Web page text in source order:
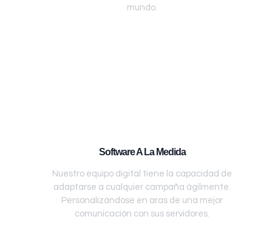
mundo.
Software A La Medida
Nuestro equipo digital tiene la capacidad de
adaptarse a cualquier campaña ágilmente.
Personalizándose en aras de una mejor
comunicación con sus servidores.